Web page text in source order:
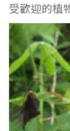
受歡迎的植